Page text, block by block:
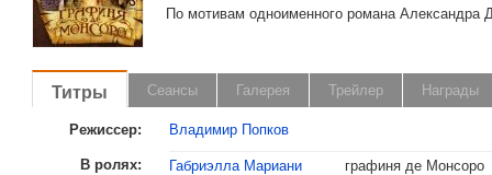
По мотивам одноименного романа Александра
Титры Сеансы Галерея Трейлер Награды
Режиссер: Владимир Попков
В ролях: Габриэлла Мариани
графиня де Монсоро